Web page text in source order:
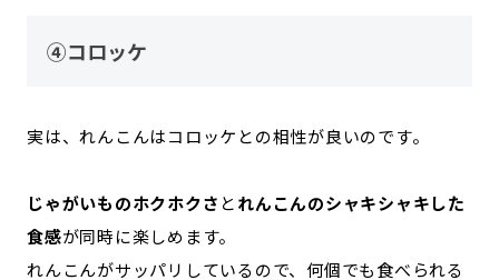
④コロッケ
実は、れんこんはコロッケとの相性が良いのです。
じゃがいものホクホクさ とれんこんのシャキシャキした
食感が同時に楽しめます。
れんこんがサッパリしているので、何個でも食べられる